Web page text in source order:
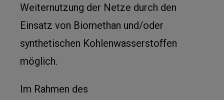
Weiternutzung der Netze durch den
Einsatz von Biomethan und/oder
synthetischen Kohlenwasserstoffen
möglich.
Im Rahmen des